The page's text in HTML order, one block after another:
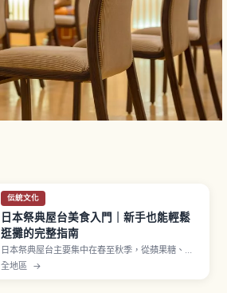
伝統文化
日本祭典屋台美食入門｜新手也能輕鬆
逛攤的完整指南
日本祭典屋台主要集中在春至秋季，從蘋果糖、日
式炒麵、雞蛋糕球、刨冰到章魚燒等經典美食一字
排開。蘋果糖約300至500日圓、章魚燒一盒6至8
全地區 →